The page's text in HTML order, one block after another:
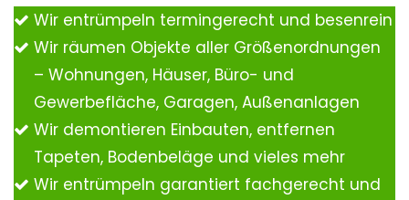
Wir entrümpeln termingerecht und besenrein
Wir räumen Objekte aller Größenordnungen
– Wohnungen, Häuser, Büro- und
Gewerbefläche, Garagen, Außenanlagen
Wir demontieren Einbauten, entfernen
Tapeten, Bodenbeläge und vieles mehr
Wir entrümpeln garantiert fachgerecht und